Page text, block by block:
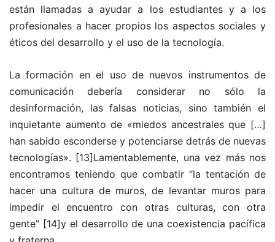
están llamadas a ayudar a los estudiantes y a los
profesionales a hacer propios los aspectos sociales y
éticos del desarrollo y el uso de la tecnología.
La formación en el uso de nuevos instrumentos de
comunicación debería considerar no sólo la
desinformación, las falsas noticias, sino también el
inquietante aumento de «miedos ancestrales que […]
han sabido esconderse y potenciarse detrás de nuevas
tecnologías». [13]Lamentablemente, una vez más nos
encontramos teniendo que combatir “la tentación de
hacer una cultura de muros, de levantar muros para
impedir el encuentro con otras culturas, con otra
gente” [14]y el desarrollo de una coexistencia pacífica